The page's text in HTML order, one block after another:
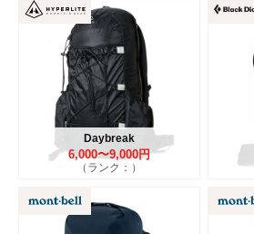
Daybreak
6,000〜9,000円
（ランク：）